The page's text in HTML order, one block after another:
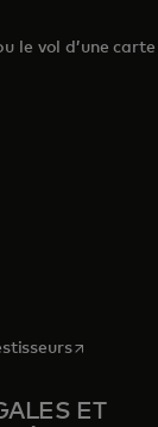
le vol d’une carte
nouvel onglet
s’ouvre
ET